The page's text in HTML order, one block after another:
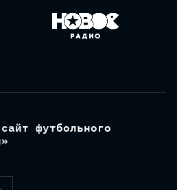
футбольного